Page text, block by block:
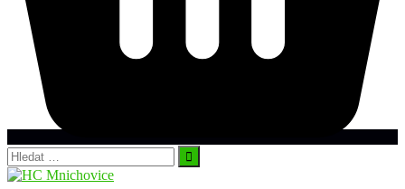
Vyhledávání